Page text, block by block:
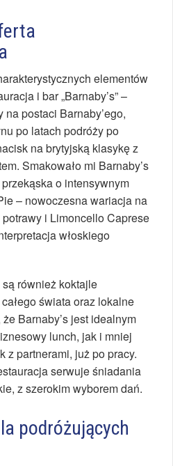
elementów
i bar „Barnaby’s” –
postaci Barnaby’ego,
po latach podróży po
na brytyjską klasykę z
Smakowało mi Barnaby’s
o intensywnym
– nowoczesna wariacja na
i Limoncello Caprese
włoskiego
również koktajle
świata oraz lokalne
Barnaby’s jest idealnym
lunch, jak i mniej
z partnerami, już po pracy.
serwuje śniadania
z szerokim wyborem dań.
podróżujących